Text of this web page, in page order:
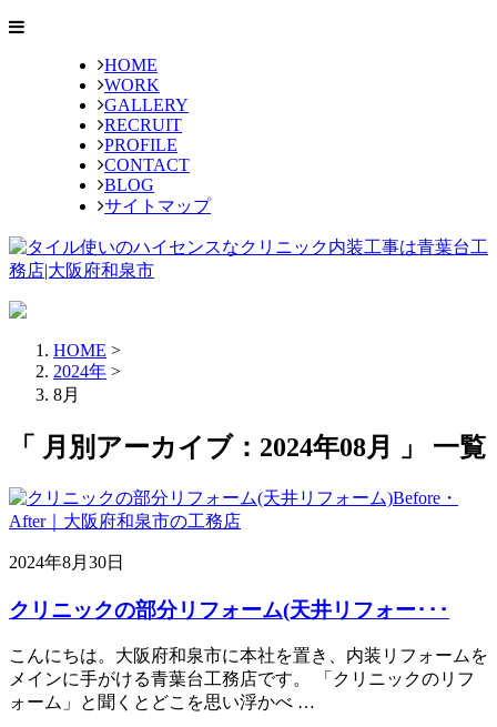
HOME
WORK
GALLERY
RECRUIT
PROFILE
CONTACT
BLOG
サイトマップ
HOME >
2024年 >
8月
「 月別アーカイブ：2024年08月 」 一覧
2024年8月30日
クリニックの部分リフォーム(天井リフォー･･･
こんにちは。大阪府和泉市に本社を置き、内装リフォームを
メインに手がける青葉台工務店です。 「クリニックのリフ
ォーム」と聞くとどこを思い浮かべ …